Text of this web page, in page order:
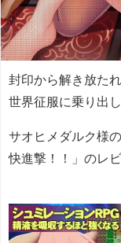
封印から解き放た
世界征服に乗り出し
サオヒメダルク様
快進撃！！」のレ